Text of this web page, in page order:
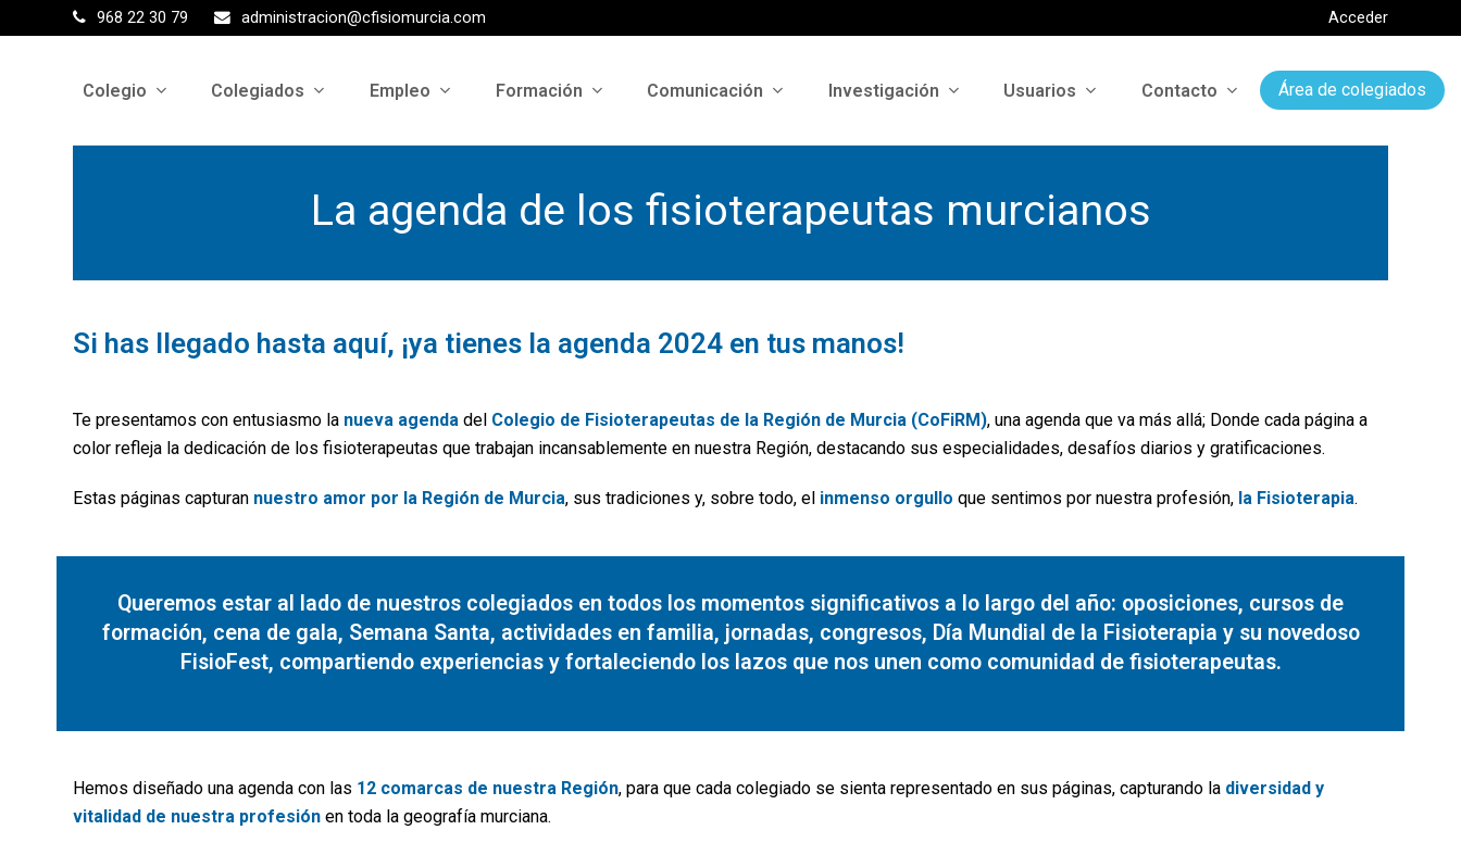
968 22 30 79 administracion@cfisiomurcia.com Acceder
Colegio Colegiados Empleo Formación Comunicación Investigación Usuarios Contacto Área de colegiados
La agenda de los fisioterapeutas murcianos
Si has llegado hasta aquí, ¡ya tienes la agenda 2024 en tus manos!
Te presentamos con entusiasmo la nueva agenda del Colegio de Fisioterapeutas de la Región de Murcia (CoFiRM), una agenda que va más allá; Donde cada página a
color refleja la dedicación de los fisioterapeutas que trabajan incansablemente en nuestra Región, destacando sus especialidades, desafíos diarios y gratificaciones.
Estas páginas capturan nuestro amor por la Región de Murcia, sus tradiciones y, sobre todo, el inmenso orgullo que sentimos por nuestra profesión, la Fisioterapia.
Queremos estar al lado de nuestros colegiados en todos los momentos significativos a lo largo del año: oposiciones, cursos de
formación, cena de gala, Semana Santa, actividades en familia, jornadas, congresos, Día Mundial de la Fisioterapia y su novedoso
FisioFest, compartiendo experiencias y fortaleciendo los lazos que nos unen como comunidad de fisioterapeutas.
Hemos diseñado una agenda con las 12 comarcas de nuestra Región, para que cada colegiado se sienta representado en sus páginas, capturando la diversidad y
vitalidad de nuestra profesión en toda la geografía murciana.